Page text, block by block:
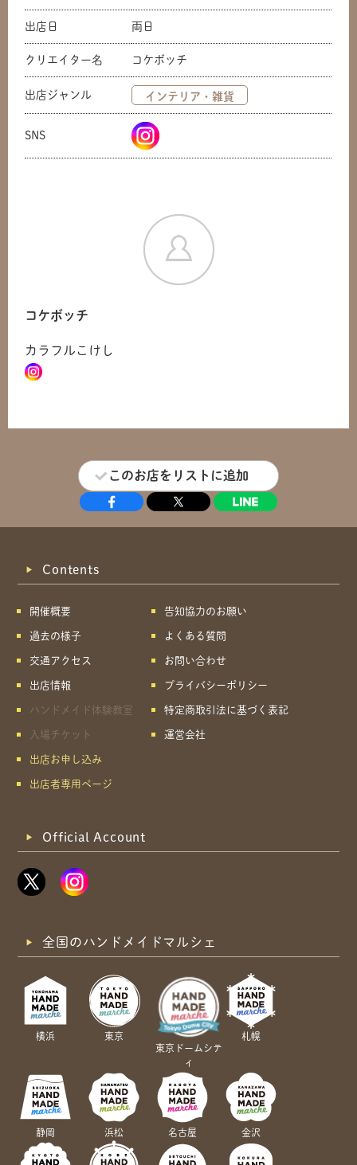
出店日 両日
クリエイター名 コケボッチ
出店ジャンル インテリア・雑貨
SNS
コケボッチ
カラフルこけし
このお店をリストに追加
Contents
開催概要
過去の様子
交通アクセス
出店情報
ハンドメイド体験教室
入場チケット
出店お申し込み
出店者専用ページ
告知協力のお願い
よくある質問
お問い合わせ
プライバシーポリシー
特定商取引法に基づく表記
運営会社
Official Account
全国のハンドメイドマルシェ
横浜
東京
東京ドームシテ
ィ
札幌
静岡 浜松 名古屋 金沢